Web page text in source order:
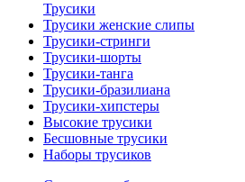
Трусики
Трусики женские слипы
Трусики-стринги
Трусики-шорты
Трусики-танга
Трусики-бразилиана
Трусики-хипстеры
Высокие трусики
Бесшовные трусики
Наборы трусиков